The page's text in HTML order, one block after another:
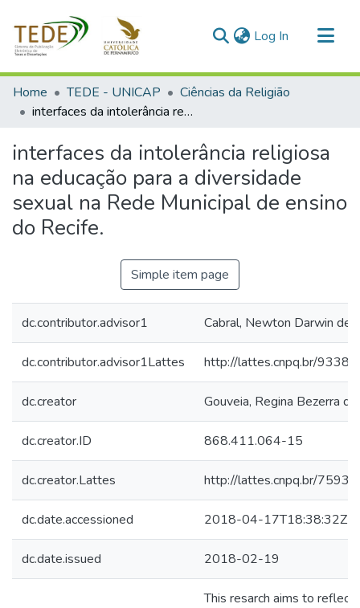
Log In (current)
Communities & Collections
All of DSpace
Home TEDE - UNICAP
Ciências da Religião
interfaces da intolerância religiosa na educação para a diversidade sexual na Rede Municipal de ensino do Recife.
interfaces da intolerância religiosa
na educação para a diversidade
sexual na Rede Municipal de ensino
do Recife.
Simple item page
dc.contributor.advisor1 Cabral, Newton Darwin de
dc.contributor.advisor1Lattes http://lattes.cnpq.br/
dc.creator Gouveia, Regina Bezerra de
dc.creator.ID 868.411.064-15
dc.creator.Lattes http://lattes.cnpq.br/
dc.date.accessioned 2018-04-17T18:38:32Z
dc.date.issued 2018-02-19
This resarch aims to reflect